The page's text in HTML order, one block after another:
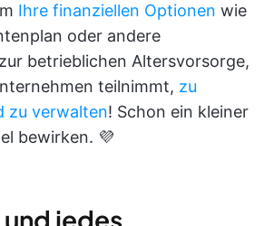
Ihre finanziellen Optionen wie
oder andere
betrieblichen Altersvorsorge,
teilnimmt, zu
zu verwalten! Schon ein kleiner
bewirken. 💜
und jedes